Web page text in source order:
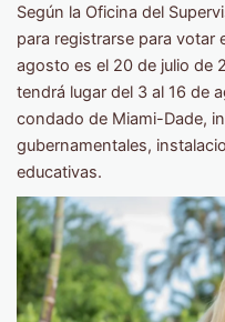
Según la Oficina del
para registrarse para votar
agosto es el 20 de julio de
tendrá lugar del 3 al 16 de
condado de Miami-Dade,
gubernamentales,
educativas.